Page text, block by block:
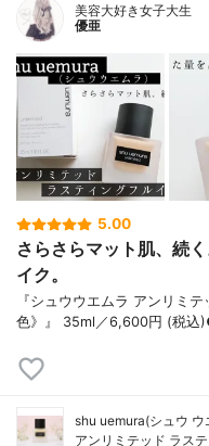
美容大好き女子大生
優亜
5.00
さらさらマット肌、続
イク。
『シュウウエムラ アンリミ
色》』 35ml／6,600円 (税
shu uemura(シュウ ウ
アンリミテッド ラス